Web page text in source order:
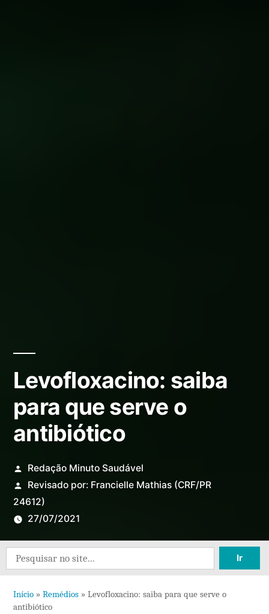
Levofloxacino: saiba
para que serve o
antibiótico
Redação Minuto Saudável
Revisado por: Francielle Mathias(CRF/PR
24612)
27/07/2021
Search
for:
Início » Remédios » Levofloxacino: saiba para que serve o
antibiótico